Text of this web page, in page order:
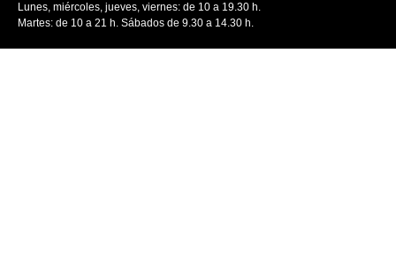
Lunes, miércoles, jueves, viernes: de 10 a 19.30 h.
Martes: de 10 a 21 h. Sábados de 9.30 a 14.30 h.